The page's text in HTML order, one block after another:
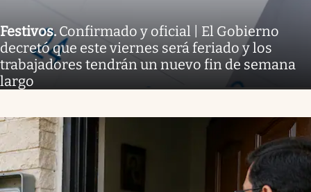
Festivos. Confirmado y oficial | El Gobierno
decretó que este viernes será feriado y los
trabajadores tendrán un nuevo fin de semana
largo